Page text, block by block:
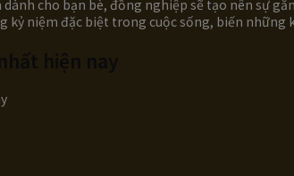
cho bạn bè, đồng nghiệp sẽ tạo nên sự
kỷ niệm đặc biệt trong cuộc sống, biến những